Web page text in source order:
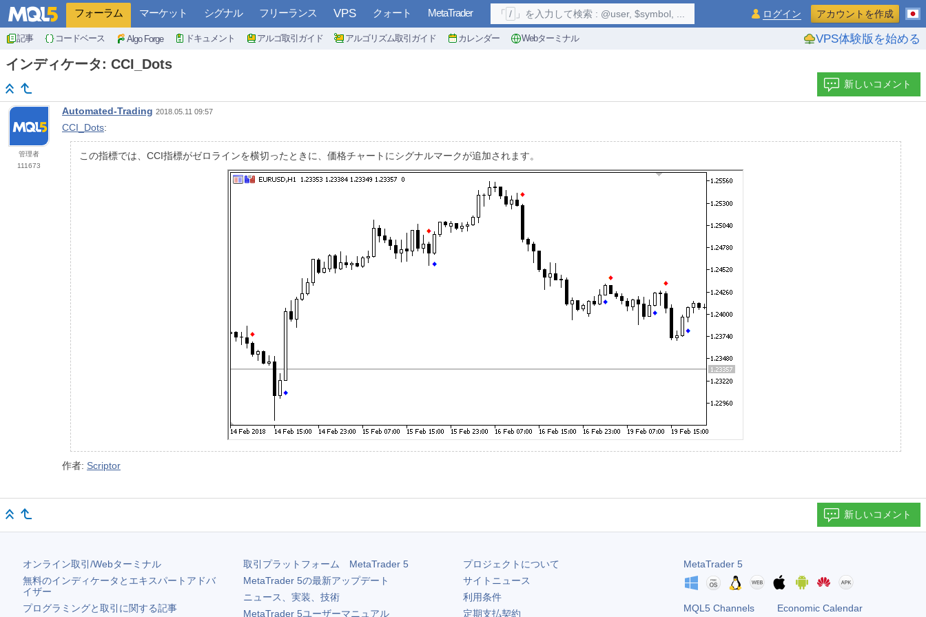
フォーラム マーケット シグナル フリーランス VPS クォート MetaTrader
記事 コードベース Algo Forge ドキュメント アルゴ取引ガイド アルゴリズム取引ガイド カレンダー Webターミナル VPS体験版を始める
「 / 」を入力して検索 : @user, $symbol, ... ログイン アカウントを作成
インディケータ: CCI_Dots
新しいコメント
管理者
111673
Automated-Trading 2018.05.11 09:57
CCI_Dots:
この指標では、CCI指標がゼロラインを横切ったときに、価格チャートにシグナルマークが追加されます。
作者: Scriptor
新しいコメント
オンライン取引/Webターミナル
無料のインディケータとエキスパートアドバ
イザー
プログラミングと取引に関する記事
取引プラットフォーム MetaTrader 5
MetaTrader 5の最新アップデート
ニュース、実装、技術
MetaTrader 5ユーザーマニュアル
プロジェクトについて
サイトニュース
利用条件
定期支払契約
MetaTrader 5
MQL5 Channels Economic Calendar